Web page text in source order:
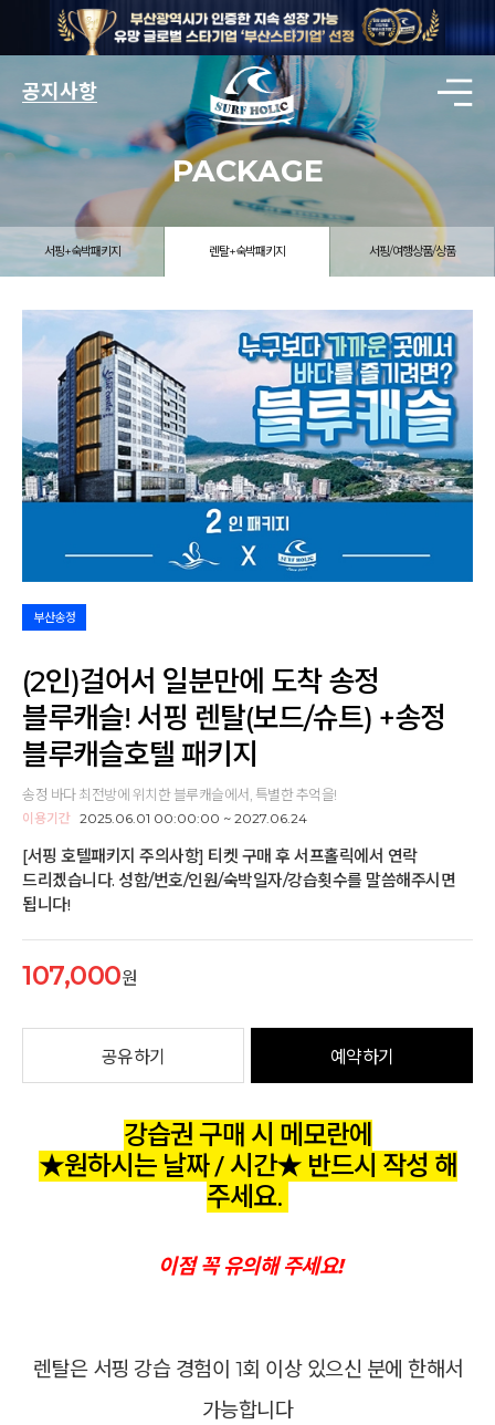
공지사항
PACKAGE
서핑+숙박패키지 렌탈+숙박패키지 서핑/여행상품/상품
부산송정
(2인)걸어서 일분만에 도착 송정
블루캐슬! 서핑 렌탈(보드/슈트) +송정
블루캐슬호텔 패키지
송정 바다 최전방에 위치한 블루캐슬에서, 특별한 추억을!
이용기간 2025.06.01 00:00:00 ~ 2027.06.24
[서핑 호텔패키지 주의사항] 티켓 구매 후 서프홀릭에서 연락
드리겠습니다. 성함/번호/인원/숙박일자/강습횟수를 말씀해주시면
됩니다!
107,000원
공유하기 예약하기
강습권 구매 시 메모란에
★원하시는 날짜 / 시간★ 반드시 작성 해
주세요.
이점 꼭 유의해 주세요!
렌탈은 서핑 강습 경험이 1회 이상 있으신 분에 한해서
가능합니다